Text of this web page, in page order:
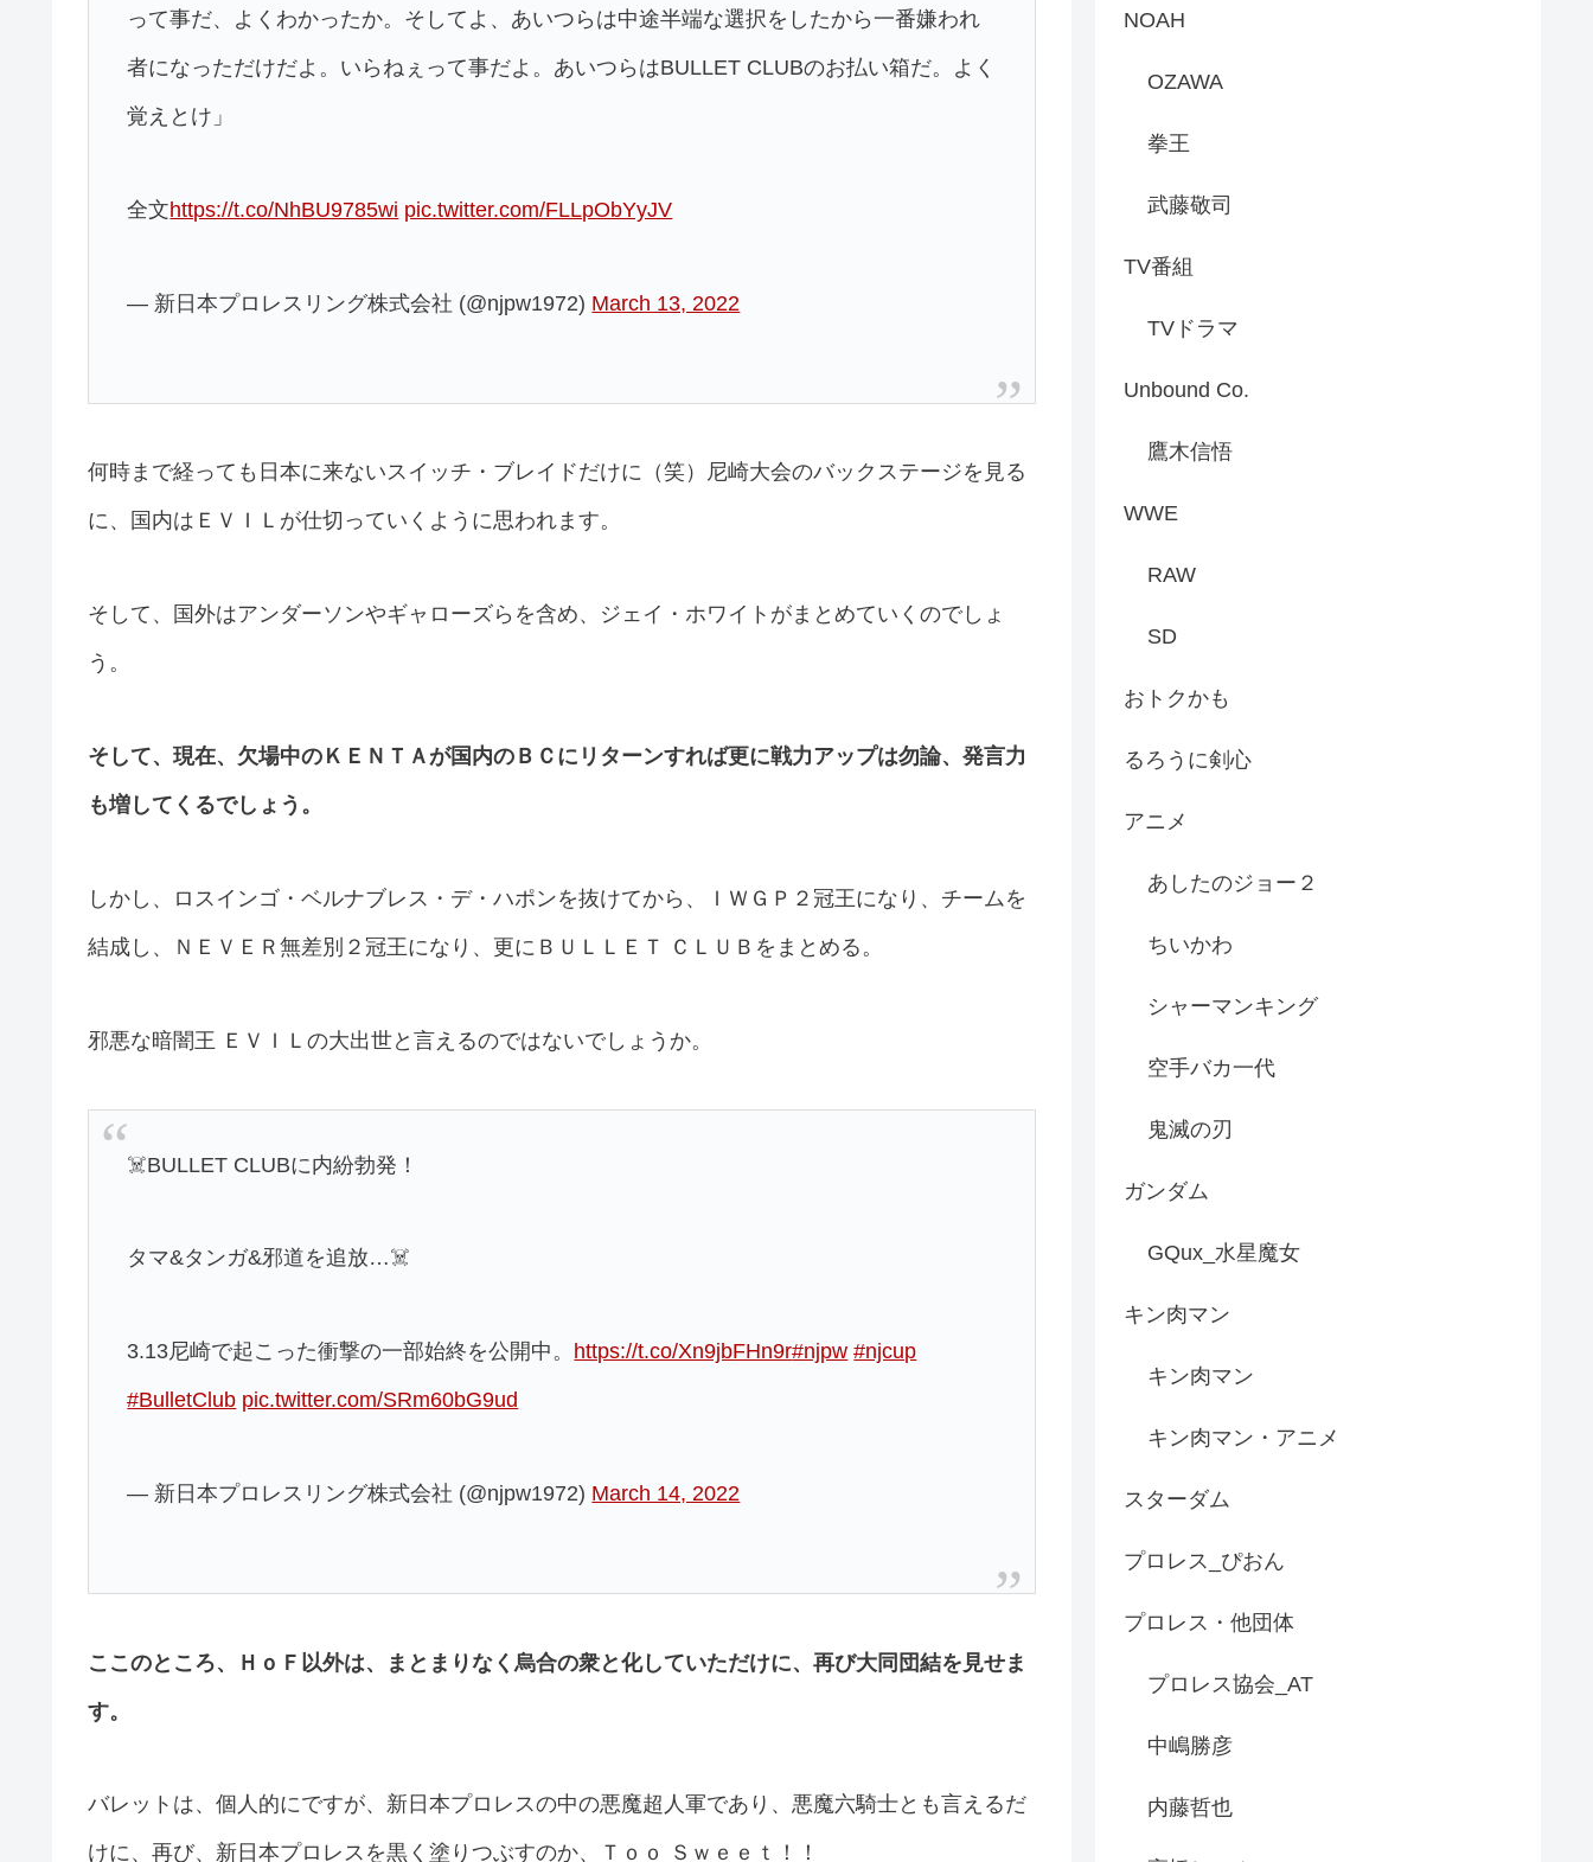
って事だ、よくわかったか。そしてよ、あいつらは中途半端な選択をしたから一番嫌われ
者になっただけだよ。いらねぇって事だよ。あいつらはBULLET CLUBのお払い箱だ。よく
覚えとけ」
全文https://t.co/NhBU9785wi pic.twitter.com/FLLpObYyJV
— 新日本プロレスリング株式会社 (@njpw1972) March 13, 2022
何時まで経っても日本に来ないスイッチ・ブレイドだけに（笑）尼崎大会のバックステージを見る
に、国内はＥＶＩＬが仕切っていくように思われます。
そして、国外はアンダーソンやギャローズらを含め、ジェイ・ホワイトがまとめていくのでしょ
う。
そして、現在、欠場中のＫＥＮＴＡが国内のＢＣにリターンすれば更に戦力アップは勿論、発言力
も増してくるでしょう。
しかし、ロスインゴ・ベルナブレス・デ・ハポンを抜けてから、ＩＷＧＰ２冠王になり、チームを
結成し、ＮＥＶＥＲ無差別２冠王になり、更にＢＵＬＬＥＴ ＣＬＵＢをまとめる。
邪悪な暗闇王 ＥＶＩＬの大出世と言えるのではないでしょうか。
☠️BULLET CLUBに内紛勃発！
タマ&タンガ&邪道を追放…☠️
3.13尼崎で起こった衝撃の一部始終を公開中。 https://t.co/Xn9jbFHn9r#njpw #njcup
#BulletClub pic.twitter.com/SRm60bG9ud
— 新日本プロレスリング株式会社 (@njpw1972) March 14, 2022
ここのところ、ＨｏＦ以外は、まとまりなく烏合の衆と化していただけに、再び大同団結を見せま
す。
バレットは、個人的にですが、新日本プロレスの中の悪魔超人軍であり、悪魔六騎士とも言えるだ
けに、再び、新日本プロレスを黒く塗りつぶすのか、Ｔｏｏ Ｓｗｅｅｔ！！
NOAH
OZAWA
拳王
武藤敬司
TV番組
TVドラマ
Unbound Co.
鷹木信悟
WWE
RAW
SD
おトクかも
るろうに剣心
アニメ
あしたのジョー２
ちいかわ
シャーマンキング
空手バカ一代
鬼滅の刃
ガンダム
GQux_水星魔女
キン肉マン
キン肉マン
キン肉マン・アニメ
スターダム
プロレス_ぴおん
プロレス・他団体
プロレス協会_AT
中嶋勝彦
内藤哲也